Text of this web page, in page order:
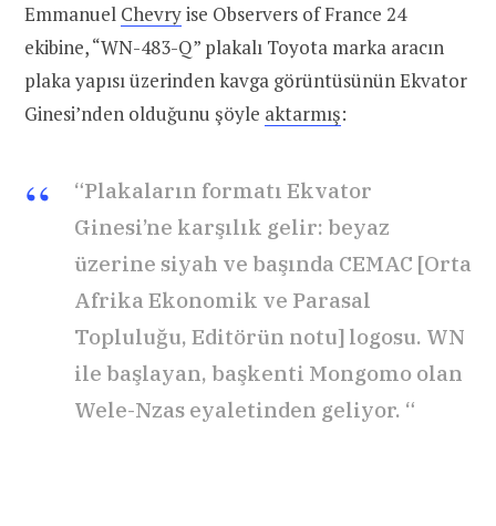
Emmanuel Chevryise Observers of France 24
ekibine, “WN-483-Q” plakalı Toyota marka aracın
plaka yapısı üzerinden kavga görüntüsünün Ekvator
Ginesi’nden olduğunu şöyle aktarmış:
“Plakaların formatı Ekvator
Ginesi’ne karşılık gelir: beyaz
üzerine siyah ve başında CEMAC [Orta
Afrika Ekonomik ve Parasal
Topluluğu, Editörün notu] logosu. WN
ile başlayan, başkenti Mongomo olan
Wele-Nzas eyaletinden geliyor. “